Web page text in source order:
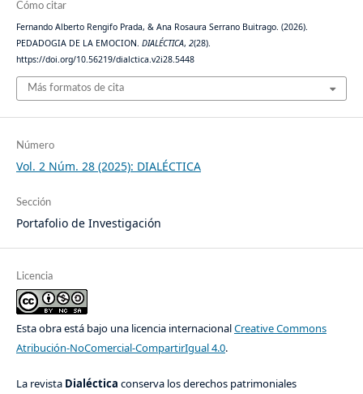
Cómo citar
Fernando Alberto Rengifo Prada, & Ana Rosaura Serrano Buitrago. (2026).
PEDADOGIA DE LA EMOCION. DIALÉCTICA, 2(28).
https://doi.org/10.56219/dialctica.v2i28.5448
Más formatos de cita
Número
Vol. 2 Núm. 28 (2025): DIALÉCTICA
Sección
Portafolio de Investigación
Licencia
Esta obra está bajo una licencia internacionalCreative Commons
Atribución-NoComercial-CompartirIgual 4.0.
La revista Dialéctica conserva los derechos patrimoniales